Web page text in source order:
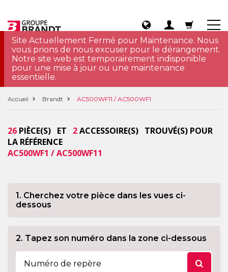
Site Actuellement Fermé pour Maintenance. Nous
vous prions de nous excuser pour le dérangement.
Notre site web est temporairement indisponible
pour une mise à jour ou une maintenance
essentielle.
Accueil Brandt AC500WF11 / AC500WF1
26 PIÈCE(S) ET 2ACCESSOIRE(S) TROUVÉ(S) POUR
LA RÉFÉRENCE
AC500WF1 / AC500WF11
1. Cherchez votre pièce dans les vues ci-
dessous
2. Tapez son numéro dans la zone ci-dessous